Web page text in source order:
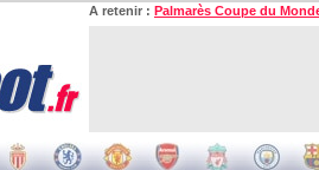
A retenir : Palmarès Coupe du